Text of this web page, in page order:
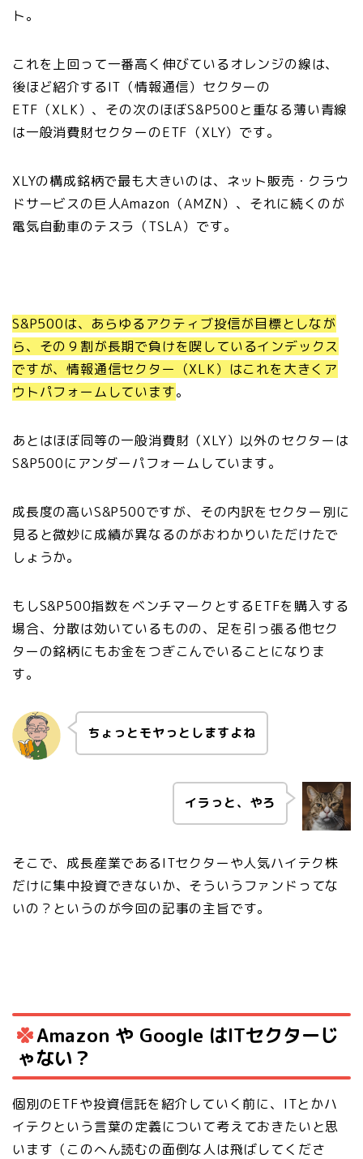
ト。
これを上回って一番高く伸びているオレンジの線は、
後ほど紹介するIT（情報通信）セクターの
ETF（XLK）、その次のほぼS&P500と重なる薄い青線
は一般消費財セクターのETF（XLY）です。
XLYの構成銘柄で最も大きいのは、ネット販売・クラウ
ドサービスの巨人Amazon（AMZN）、それに続くのが
電気自動車のテスラ（TSLA）です。
S&P500は、あらゆるアクティブ投信が目標としなが
ら、その９割が長期で負けを喫しているインデックス
ですが、情報通信セクター（XLK）はこれを大きくア
ウトパフォームしています。
あとはほぼ同等の一般消費財（XLY）以外のセクターは
S&P500にアンダーパフォームしています。
成長度の高いS&P500ですが、その内訳をセクター別に
見ると微妙に成績が異なるのがおわかりいただけたで
しょうか。
もしS&P500指数をベンチマークとするETFを購入する
場合、分散は効いているものの、足を引っ張る他セク
ターの銘柄にもお金をつぎこんでいることになりま
す。
ちょっとモヤっとしますよね
イラっと、やろ
そこで、成長産業であるITセクターや人気ハイテク株
だけに集中投資できないか、そういうファンドってな
いの？というのが今回の記事の主旨です。
Amazon や Google はITセクターじ
ゃない？
個別のETFや投資信託を紹介していく前に、ITとかハ
イテクという言葉の定義について考えておきたいと思
います（このへん読むの面倒な人は飛ばしてくださ